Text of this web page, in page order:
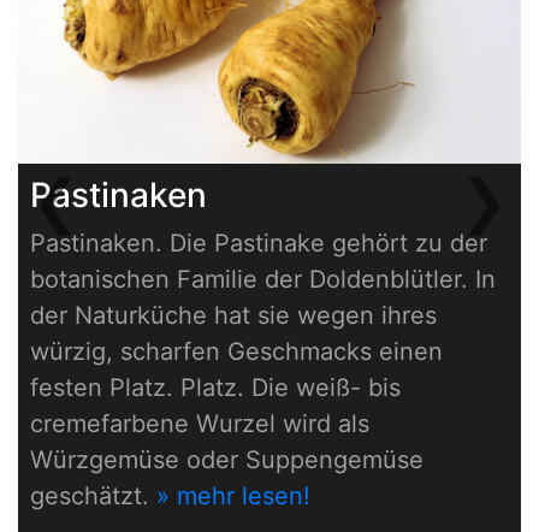
Pastinaken
Pastinaken. Die Pastinake gehört zu der
botanischen Familie der Doldenblütler. In
der Naturküche hat sie wegen ihres
würzig, scharfen Geschmacks einen
festen Platz. Platz. Die weiß- bis
cremefarbene Wurzel wird als
Würzgemüse oder Suppengemüse
geschätzt. » mehr lesen!
❮Previous